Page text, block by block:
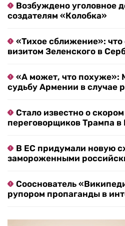
Возбуждено уголовное
создателям «Колобка»
«Тихое сближение»: что
визитом Зеленского в
«А может, что похуже»:
судьбу Армении в случае
Стало известно о
переговорщиков Трампа в
В ЕС придумали новую
замороженными
Сооснователь
рупором пропаганды в